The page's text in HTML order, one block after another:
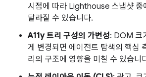
시점에 따라 Lighthouse 스냅샷 중
달라질 수 있습니다.
A11y 트리 구성의 가변성: DOM 크
게 변경되면 에이전트 탐색의 핵심
리의 구조에 영향을 미칠 수 있습니